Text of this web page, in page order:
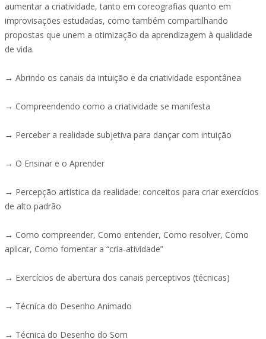
aumentar a criatividade, tanto em coreografias quanto em
improvisações estudadas, como também compartilhando
propostas que unem a otimização da aprendizagem à qualidade
de vida.
→ Abrindo os canais da intuição e da criatividade espontânea
→ Compreendendo como a criatividade se manifesta
→ Perceber a realidade subjetiva para dançar com intuição
→ O Ensinar e o Aprender
→ Percepção artística da realidade: conceitos para criar exercícios
de alto padrão
→ Como compreender, Como entender, Como resolver, Como
aplicar, Como fomentar a “cria-atividade”
→ Exercícios de abertura dos canais perceptivos (técnicas)
→ Técnica do Desenho Animado
→ Técnica do Desenho do Som